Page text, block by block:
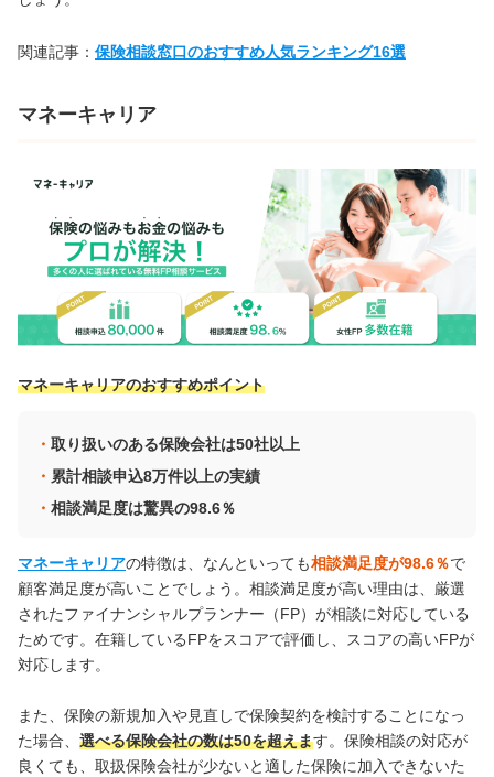
関連記事： 保険相談窓口のおすすめ人気ランキング16選
マネーキャリア
マネーキャリアのおすすめポイント
取り扱いのある保険会社は50社以上
累計相談申込8万件以上の実績
相談満足度は驚異の98.6％
マネーキャリアの特徴は、なんといっても相談満足度が98.6％で
顧客満足度が高いことでしょう。相談満足度が高い理由は、厳選
されたファイナンシャルプランナー（FP）が相談に対応している
ためです。在籍しているFPをスコアで評価し、スコアの高いFPが
対応します。
また、保険の新規加入や見直しで保険契約を検討することになっ
た場合、 選べる保険会社の数は50を超えます。保険相談の対応が
良くても、取扱保険会社が少ないと適した保険に加入できないた